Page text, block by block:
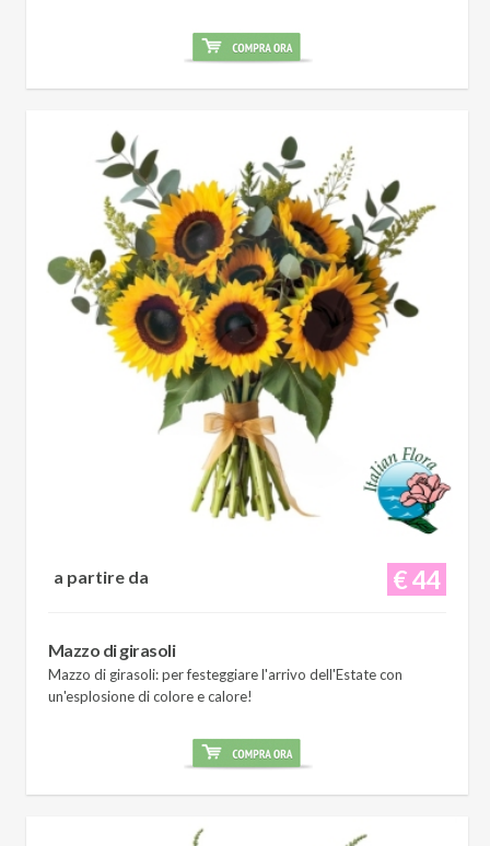
€ 44
a partire da
Mazzo di girasoli
Mazzo di girasoli: per festeggiare l'arrivo dell'Estate con
un'esplosione di colore e calore!